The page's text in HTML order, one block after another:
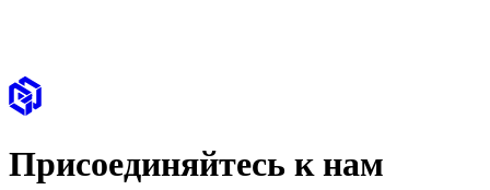
Присоединяйтесь к нам